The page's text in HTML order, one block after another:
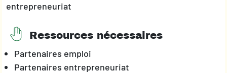
entrepreneuriat
Ressources nécessaires
Partenaires emploi
Partenaires entrepreneuriat